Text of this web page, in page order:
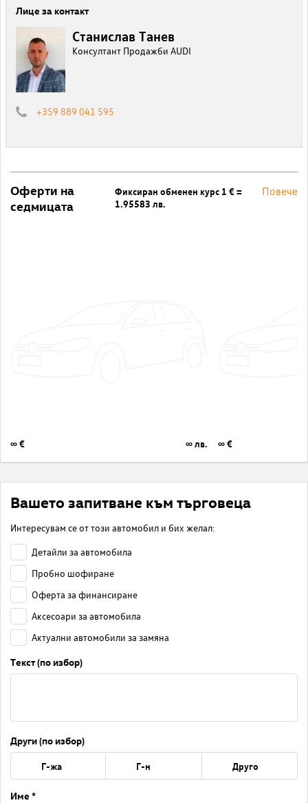
Лице за контакт
Станислав Танев
Консултант Продажби AUDI
+359 889 041 595
Оферти на
седмицата
Фиксиран обменен курс 1 € =
1.95583 лв.
Повече
∞ € ∞ лв. ∞ €
Вашето запитване към търговеца
Интересувам се от този автомобил и бих желал:
Детайли за автомобила
Пробно шофиране
Оферта за финансиране
Аксесоари за автомобила
Актуални автомобили за замяна
Текст (по избор)
Други (по избор)
Г-жа Г-н Друго
Име *